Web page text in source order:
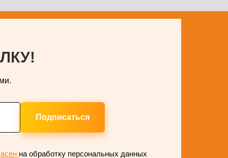
Подписаться
на обработку персональных данных